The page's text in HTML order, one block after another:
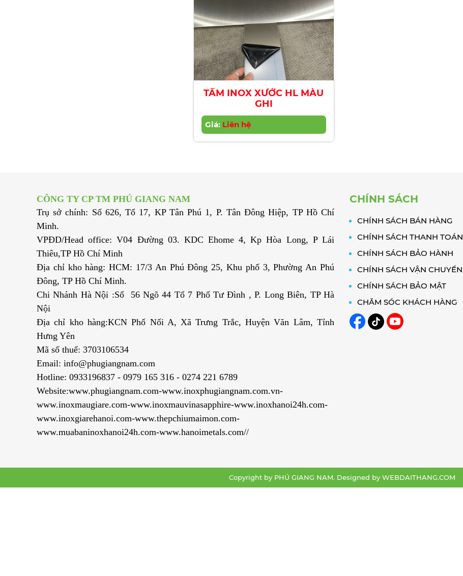
TẤM INOX XƯỚC HL MÀU
GHI
Giá: Liên hệ
CÔNG TY CP TM PHÚ GIANG NAM
Trụ sở chính: Số 626, Tổ 17, KP Tân Phú 1, P. Tân Đông Hiệp, TP Hồ Chí
Minh.
VPĐD/Head office: V04 Đường 03. KDC Ehome 4, Kp Hòa Long, P Lái
Thiêu,TP Hồ Chí Minh
Địa chỉ kho hàng: HCM: 17/3 An Phú Đông 25, Khu phố 3, Phường An Phú
Đông, TP Hồ Chí Minh.
Chi Nhánh Hà Nội :Số 56 Ngõ 44 Tổ 7 Phố Tư Đình , P. Long Biên, TP Hà
Nội
Địa chỉ kho hàng:KCN Phố Nối A, Xã Trưng Trắc, Huyện Văn Lâm, Tỉnh
Hưng Yên
Mã số thuế: 3703106534
Email: info@phugiangnam.com
Hotline: 0933196837 - 0979 165 316 - 0274 221 6789
Website:www.phugiangnam.com-www.inoxphugiangnam.com.vn-
www.inoxmaugiare.com-www.inoxmauvinasapphire-www.inoxhanoi24h.com-
www.inoxgiarehanoi.com-www.thepchiumaimon.com-
www.muabaninoxhanoi24h.com-www.hanoimetals.com//
CHÍNH SÁCH
CHÍNH SÁCH BÁN HÀNG
CHÍNH SÁCH THANH TOÁN
CHÍNH SÁCH BẢO HÀNH
CHÍNH SÁCH VẬN CHUYỂN
CHÍNH SÁCH BẢO MẬT
CHĂM SÓC KHÁCH HÀNG
Copyright by PHÚ GIANG NAM. Designed by WEBDAITHANG.COM